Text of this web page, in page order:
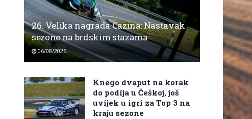
26. Velika nagrada Cazina: Nastavak
sezone na brdskim stazama
06/08/2026
Knego dvaput na korak
do podija u Češkoj, još
uvijek u igri za Top 3 na
kraju sezone